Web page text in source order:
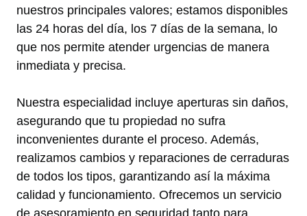
nuestros principales valores; estamos disponibles
las 24 horas del día, los 7 días de la semana, lo
que nos permite atender urgencias de manera
inmediata y precisa.
Nuestra especialidad incluye aperturas sin daños,
asegurando que tu propiedad no sufra
inconvenientes durante el proceso. Además,
realizamos cambios y reparaciones de cerraduras
de todos los tipos, garantizando así la máxima
calidad y funcionamiento. Ofrecemos un servicio